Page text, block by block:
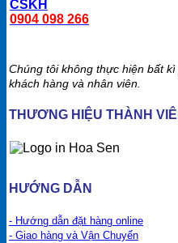
CSKH
0904 098 266
Chúng tôi không thực hiện bất
khách hàng và nhân viên.
THƯƠNG HIỆU THÀNH
HƯỚNG DẪN
- Hướng dẫn đặt hàng online
- Giao hàng và Vận Chuyển